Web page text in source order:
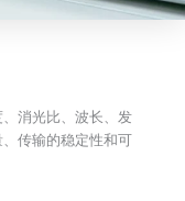
消光比、波长、发
传输的稳定性和可